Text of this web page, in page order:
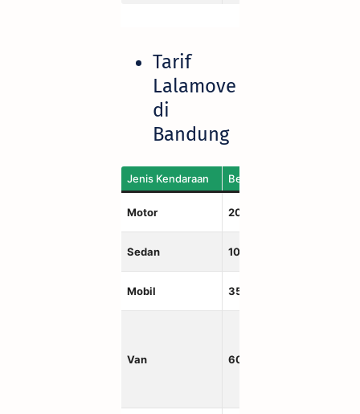
Tarif
Lalamove
di
Bandung
Jenis Kendaraan Berat Max
Motor 20kg
Sedan 100kg
Mobil 350kg
Van 600kg